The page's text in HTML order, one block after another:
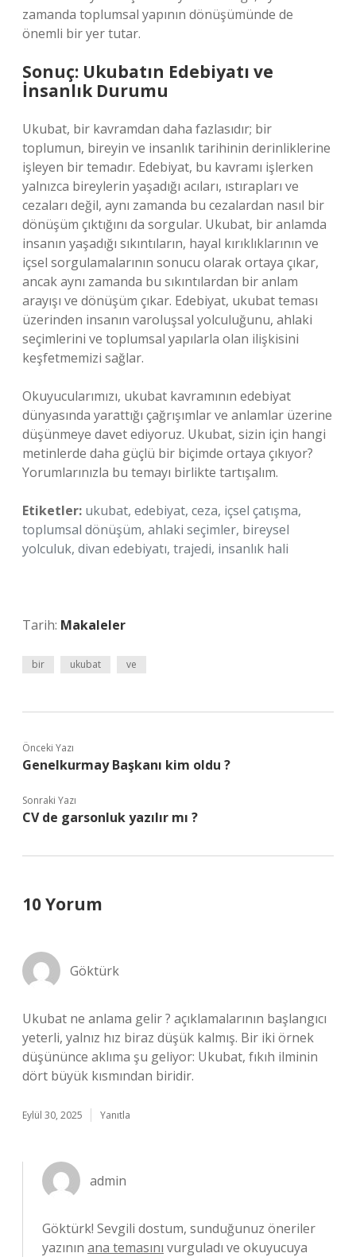
zamanda toplumsal yapının dönüşümünde de
önemli bir yer tutar.
Sonuç: Ukubatın Edebiyatı ve
İnsanlık Durumu
Ukubat, bir kavramdan daha fazlasıdır; bir
toplumun, bireyin ve insanlık tarihinin derinliklerine
işleyen bir temadır. Edebiyat, bu kavramı işlerken
yalnızca bireylerin yaşadığı acıları, ıstırapları ve
cezaları değil, aynı zamanda bu cezalardan nasıl bir
dönüşüm çıktığını da sorgular. Ukubat, bir anlamda
insanın yaşadığı sıkıntıların, hayal kırıklıklarının ve
içsel sorgulamalarının sonucu olarak ortaya çıkar,
ancak aynı zamanda bu sıkıntılardan bir anlam
arayışı ve dönüşüm çıkar. Edebiyat, ukubat teması
üzerinden insanın varoluşsal yolculuğunu, ahlaki
seçimlerini ve toplumsal yapılarla olan ilişkisini
keşfetmemizi sağlar.
Okuyucularımızı, ukubat kavramının edebiyat
dünyasında yarattığı çağrışımlar ve anlamlar üzerine
düşünmeye davet ediyoruz. Ukubat, sizin için hangi
metinlerde daha güçlü bir biçimde ortaya çıkıyor?
Yorumlarınızla bu temayı birlikte tartışalım.
Etiketler: ukubat, edebiyat, ceza, içsel çatışma,
toplumsal dönüşüm, ahlaki seçimler, bireysel
yolculuk, divan edebiyatı, trajedi, insanlık hali
Tarih: Makaleler
bir ukubat ve
Önceki Yazı
Genelkurmay Başkanı kim oldu ?
Sonraki Yazı
CV de garsonluk yazılır mı ?
10 Yorum
Göktürk
Ukubat ne anlama gelir ? açıklamalarının başlangıcı
yeterli, yalnız hız biraz düşük kalmış. Bir iki örnek
düşününce aklıma şu geliyor: Ukubat, fıkıh ilminin
dört büyük kısmından biridir.
Eylül 30, 2025 Yanıtla
admin
Göktürk! Sevgili dostum, sunduğunuz öneriler
yazının ana temasını vurguladı ve okuyucuya